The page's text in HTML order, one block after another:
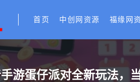
首页 中创网资源 福缘网
游蛋仔派对全新玩法，